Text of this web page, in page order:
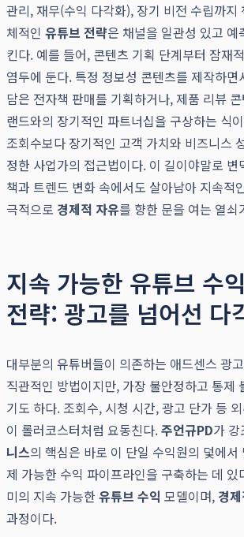
관리, 재무(수익 다각화), 장기 비전 수립까지
체적인 유튜브 전략은 채널을 일관성 있고 예
킨다. 예를 들어, 콘텐츠 기획 단계부터 잠재
염두에 둔다. 특정 정보성 콘텐츠를 제작하면
담은 전자책 판매를 기획하거나, 제품 리뷰
랜드와의 장기적인 파트너십을 구상하는 식
조회수보다 장기적인 고객 가치와 비즈니스
정한 사업가의 접근법이다. 이 길이야말로 변
책과 트렌드 변화 속에서도 살아남아 지속적
극적으로 경제적 자유를 향한 문을 여는 열쇠
지속 가능한 유튜브 수
전략: 광고를 넘어선 다
대부분의 유튜버들이 의존하는 애드센스 광
직관적인 방법이지만, 가장 불안정하고 통제
기도 하다. 조회수, 시청 시간, 광고 단가 등
이 롤러코스터처럼 요동친다.주언규PD가 강
니스의 핵심은 바로 이 단일 수익원의 덫에서
제 가능한 수익 파이프라인을 구축하는 데 있
미의 지속 가능한유튜브 수익 모델이며, 경
과정이다.